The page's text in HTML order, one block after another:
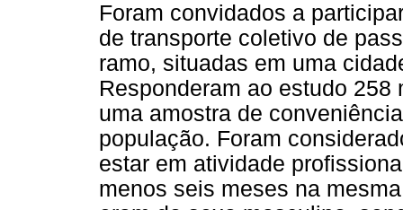
Foram convidados a
de transporte coletivo de
ramo, situadas em uma
Responderam ao estudo
uma amostra de
população. Foram
estar em atividade
menos seis meses na